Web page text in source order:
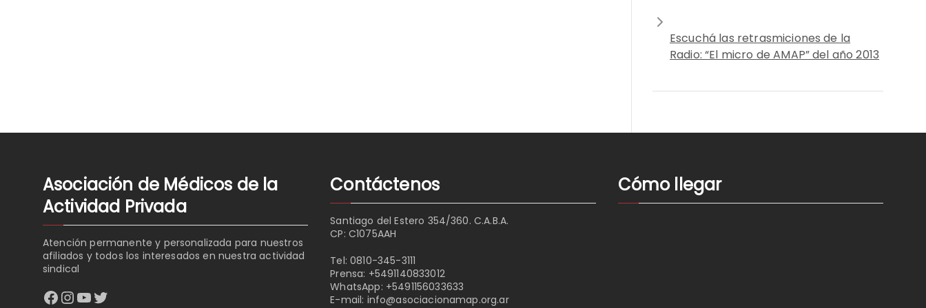
Escuchá las retrasmiciones de la
Radio: “El micro de AMAP” del año 2013
Asociación de Médicos de la
Actividad Privada
Atención permanente y personalizada para nuestros
afiliados y todos los interesados en nuestra actividad
sindical
Facebook
Instagram
YouTube
Twitter
Contáctenos
Santiago del Estero 354/360. C.A.B.A.
CP: C1075AAH
Tel:0810-345-3111
Prensa: +5491140833012
WhatsApp: +5491156033633
E-mail: info@asociacionamap.org.ar
Cómo llegar